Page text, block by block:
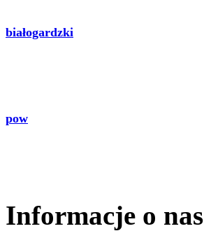
białogardzki
pow
Informacje o nas